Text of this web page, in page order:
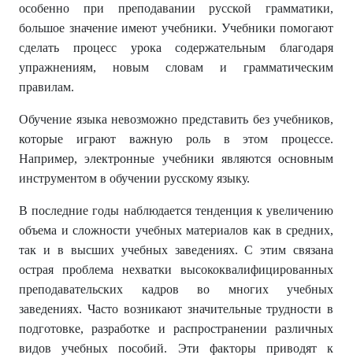
особенно при преподавании русской грамматики,
большое значение имеют учебники. Учебники помогают
сделать процесс урока содержательным благодаря
упражнениям, новым словам и грамматическим
правилам.
Обучение языка невозможно представить без учебников,
которые играют важную роль в этом процессе.
Например, электронные учебники являются основным
инструментом в обучении русскому языку.
В последние годы наблюдается тенденция к увеличению
объема и сложности учебных материалов как в средних,
так и в высших учебных заведениях. С этим связана
острая проблема нехватки высококвалифицированных
преподавательских кадров во многих учебных
заведениях. Часто возникают значительные трудности в
подготовке, разработке и распространении различных
видов учебных пособий. Эти факторы приводят к